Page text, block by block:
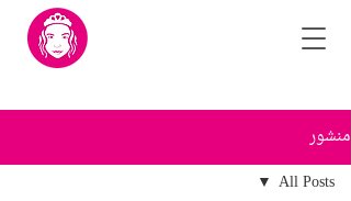
منشور
All Posts